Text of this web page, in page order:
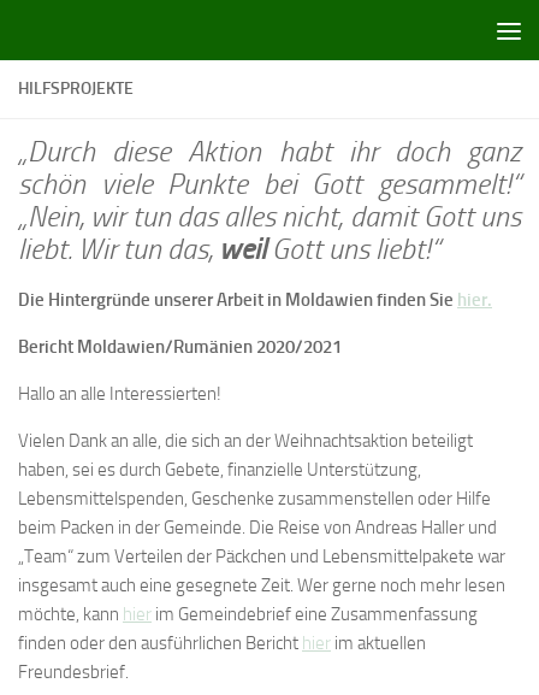
HILFSPROJEKTE
„Durch diese Aktion habt ihr doch ganz
schön viele Punkte bei Gott gesammelt!“
„Nein, wir tun das alles nicht, damit Gott uns
liebt. Wir tun das, weilGott uns liebt!“
Die Hintergründe unserer Arbeit in Moldawien finden Sie hier.
Bericht Moldawien/Rumänien 2020/2021
Hallo an alle Interessierten!
Vielen Dank an alle, die sich an der Weihnachtsaktion beteiligt
haben, sei es durch Gebete, finanzielle Unterstützung,
Lebensmittelspenden, Geschenke zusammenstellen oder Hilfe
beim Packen in der Gemeinde. Die Reise von Andreas Haller und
„Team“ zum Verteilen der Päckchen und Lebensmittelpakete war
insgesamt auch eine gesegnete Zeit. Wer gerne noch mehr lesen
möchte, kann hier im Gemeindebrief eine Zusammenfassung
finden oder den ausführlichen Bericht hier im aktuellen
Freundesbrief.